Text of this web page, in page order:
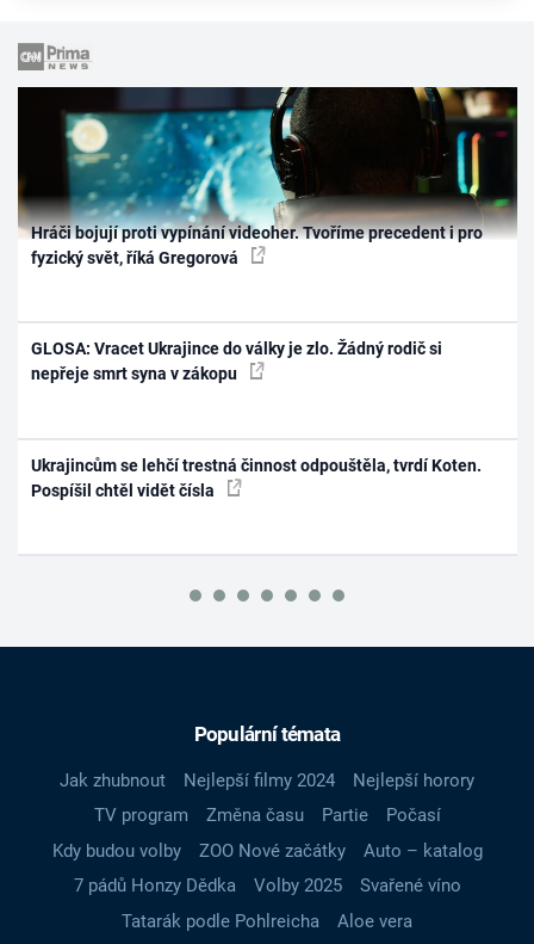
Hráči bojují proti vypínání videoher. Tvoříme precedent i pro
fyzický svět, říká Gregorová
GLOSA: Vracet Ukrajince do války je zlo. Žádný rodič si
nepřeje smrt syna v zákopu
Ukrajincům se lehčí trestná činnost odpouštěla, tvrdí Koten.
Pospíšil chtěl vidět čísla
Populární témata
Jak zhubnout Nejlepší filmy 2024
Nejlepší horory
TV program
Změna času Partie
Počasí
Kdy budou volby
ZOO Nové začátky
Auto – katalog
7 pádů Honzy Dědka
Volby 2025
Svařené víno
Tatarák podle Pohlreicha
Aloe vera